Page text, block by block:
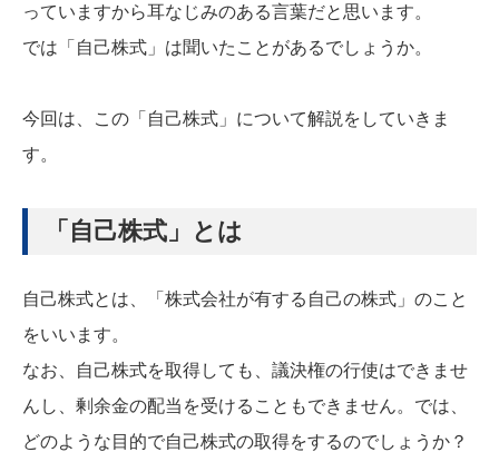
っていますから耳なじみのある言葉だと思います。
では「自己株式」は聞いたことがあるでしょうか。
今回は、この「自己株式」について解説をしていきま
す。
「自己株式」とは
自己株式とは、「株式会社が有する自己の株式」のこと
をいいます。
なお、自己株式を取得しても、議決権の行使はできませ
んし、剰余金の配当を受けることもできません。では、
どのような目的で自己株式の取得をするのでしょうか？